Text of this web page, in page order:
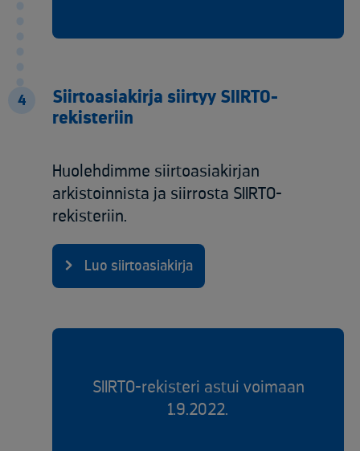
4
Siirtoasiakirja siirtyy SIIRTO-
rekisteriin
Huolehdimme siirtoasiakirjan
arkistoinnista ja siirrosta SIIRTO-
rekisteriin.
Luo siirtoasiakirja
SIIRTO-rekisteri astui voimaan
1.9.2022.